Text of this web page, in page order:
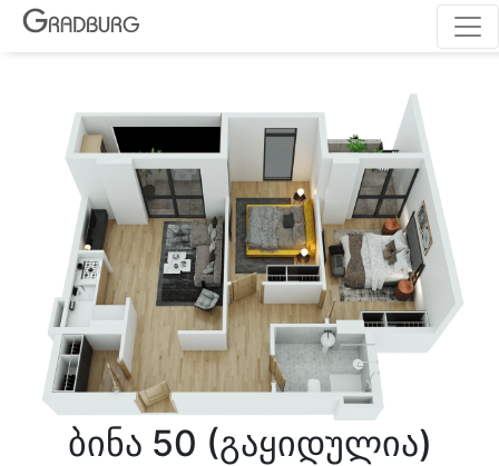
GRADBURG
ბინა 50 (გაყიდულია)